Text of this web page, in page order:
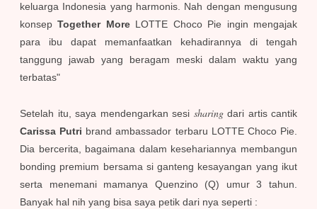
keluarga Indonesia yang harmonis. Nah dengan mengusung
konsepTogether More LOTTE Choco Pie ingin mengajak
para ibu dapat memanfaatkan kehadirannya di tengah
tanggung jawab yang beragam meski dalam waktu yang
terbatas"
Setelah itu, saya mendengarkan sesi sharingdari artis cantik
Carissa Putri brand ambassador terbaru LOTTE Choco Pie.
Dia bercerita, bagaimana dalam kesehariannya membangun
bonding premium bersama si ganteng kesayangan yang ikut
serta menemani mamanya Quenzino (Q) umur 3 tahun.
Banyak hal nih yang bisa saya petik dari nya seperti :